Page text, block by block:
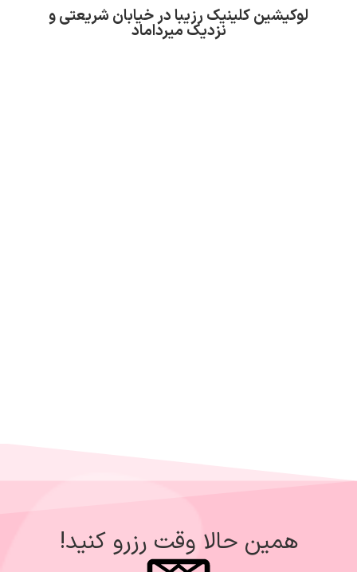
لوکیشین کلینیک رزیبا در خیابان شریعتی و
نزدیک میرداماد
همین حالا وقت رزرو کنید!